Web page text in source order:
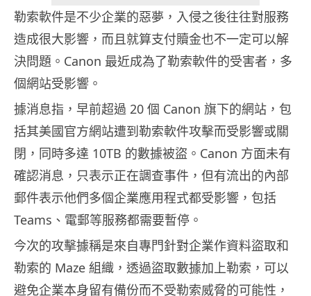
勒索軟件是不少企業的惡夢，入侵之後往往對服務
造成很大影響，而且就算支付贖金也不一定可以解
決問題。Canon 最近成為了勒索軟件的受害者，多
個網站受影響。
據消息指，早前超過 20 個 Canon 旗下的網站，包
括其美國官方網站遭到勒索軟件攻擊而受影響或關
閉，同時多達 10TB 的數據被盜。Canon 方面未有
確認消息，只表示正在調查事件，但有流出的內部
郵件表示他們多個企業應用程式都受影響，包括
Teams、電郵等服務都需要暫停。
今次的攻擊據稱是來自專門針對企業作資料盜取和
勒索的 Maze 組織，透過盜取數據加上勒索，可以
避免企業本身留有備份而不受勒索威脅的可能性，